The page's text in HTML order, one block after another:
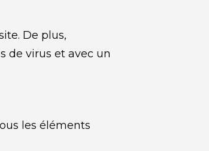
De plus,
de virus et avec un
les éléments